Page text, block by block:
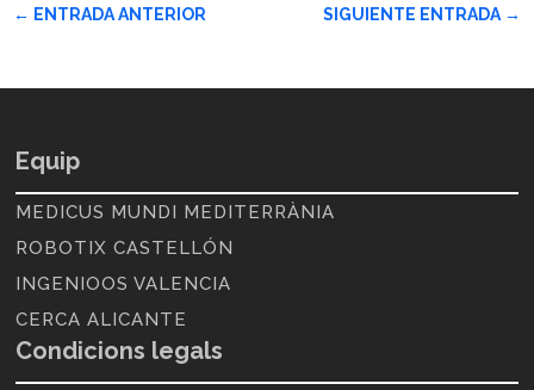
← ENTRADA ANTERIOR SIGUIENTE ENTRADA→
Equip
MEDICUS MUNDI MEDITERRÀNIA
ROBOTIX CASTELLÓN
INGENIOOS VALENCIA
CERCA ALICANTE
Condicions legals